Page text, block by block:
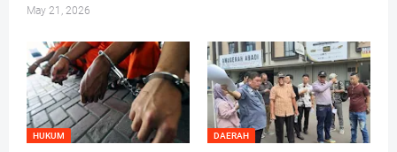
May 21, 2026
HUKUM DAERAH